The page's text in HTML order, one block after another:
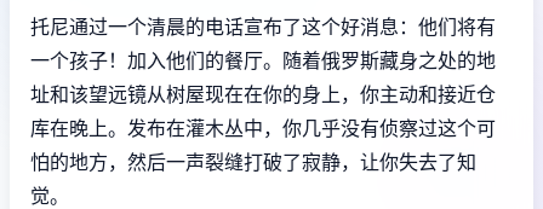
托尼通过一个清晨的电话宣布了这个好消息：他们将有
一个孩子！加入他们的餐厅。随着俄罗斯藏身之处的地
址和该望远镜从树屋现在在你的身上，你主动和接近仓
库在晚上。发布在灌木丛中，你几乎没有侦察过这个可
怕的地方，然后一声裂缝打破了寂静，让你失去了知
觉。